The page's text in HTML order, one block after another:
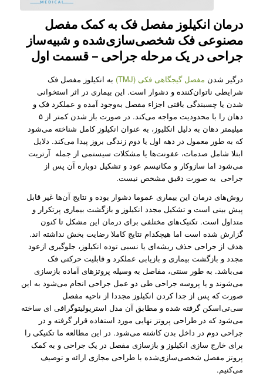
درمان انکیلوز مفصل فک به کمک مفصل
مصنوعی فک شخصی‌سازی‌شده و شبیه‌ساز
جراحی در یک مرحله جراحی – قسمت اول
درگیر شدن مفصل گیجگاهی فکی (TMJ)
به انکیلوز مفصل فک
شرایطی ناتوان‌کننده و دشوار است. این بیماری در اثر استخوانی
شدن یا چسبندگی بافتی اجزاء مفصل به‌وجود آمده و عملکرد فک و
دهان را با محدودیت مواجه می‌کند. در صورت باز شدن کمتر از ۵
میلیمتر دهان به دلیل انکلیوز، به عنوان انکیلوز کامل شناخته می‌شود
که به طور معمول در دهه اول یا دوم زندگی بروز پیدا می‌کند. دلایل
ابتلا شامل صدمات، عفونت‌ها یا مشکلات سیستمی از جمله آرتریت
می‌شود اما سازوکار و مکانیسم عود و تشکیل دوباره آن پس از
جراحی به صورت دقیق مشخص نیست.
روش‌های درمان این بیماری عموما دشوار بوده و نتایج آن‌ها غیر قابل
پیش بینی است و تشکیل مجدد انکیلوز و بازگشت بیماری پرتکرار و
متداول است. تکنیک‌های مختلفی برای درمان این مشکل تا کنون
گزارش شده است اما هیچکدام نتایج کاملا رضایت بخش نداشته اند.
هدف از جراحی حذف ریشه‌ای یا نسبی توده انکیلوز، جلوگیری ازعود
مجدد و بازگشت بیماری و بازیابی عملکرد و قابلیت حرکتی فک
می‌باشد. به طور سنتی، مفاصل به وسیله پروتز‌های آماده بازسازی
می‌شوند و یا پروسه جراحی طی دو عمل جراحی انجام می‌شود به این
صورت که پس از جدا کردن انکیلوز مجددا از ناحیه مفصل
سی‌تی‌اسکن گرفته شده و مطابق آن مدل استریولیتوگرافی ‌ای ساخته
می‌شود که در طراحی پروتز نهایی مورد استفاده قرار گرفته و در
جراحی دوم در داخل بدن کاشته می‌شود. در این مطالعه ما تکنیکی را
برای خارج سازی انکیلوز و بازسازی مفصل در یک جراحی و به کمک
پروتز مفصل شخصی‌سازی‌شده با طراحی مجازی ارائه و توصیف
می‌کنیم.